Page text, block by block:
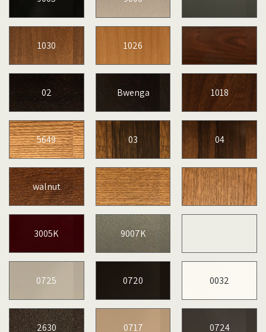
1026
1030
1018
Bwenga
02
04
03
5649
walnut
9007K
3005K
0032
0720
0725
0724
0717
2630